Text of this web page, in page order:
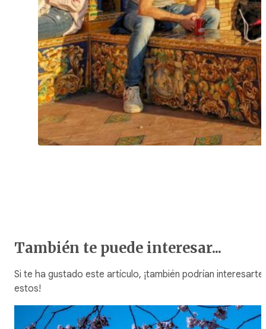
También te puede interesar...
Si te ha gustado este artículo, ¡también podrían interesarte
estos!